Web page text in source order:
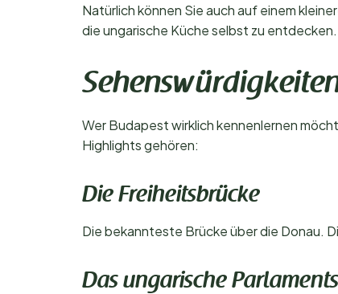
Natürlich können Sie auch auf einem
die ungarische Küche selbst zu entdecken.
Wer Budapest wirklich kennenlernen
Highlights gehören:
Die Freiheitsbrücke
Die bekannteste Brücke über die Donau.
Das ungarische